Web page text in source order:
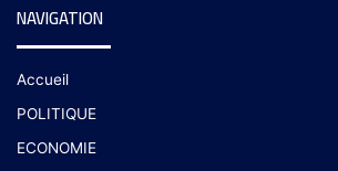
NAVIGATION
Accueil
POLITIQUE
ECONOMIE